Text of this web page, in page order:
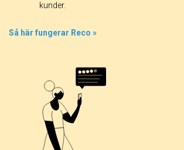
kunder.
Så här fungerar Reco »